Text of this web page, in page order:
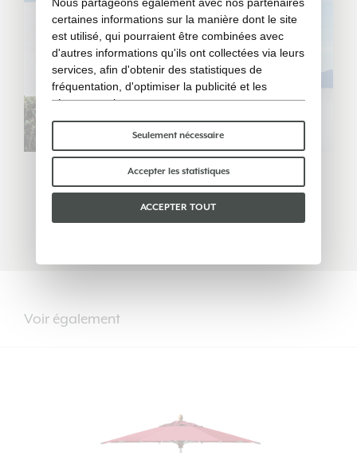
La collection Free
DÉCOUVREZ
Voir également
certaines informations sur la manière dont le site
est utilisé, qui pourraient être combinées avec
d'autres informations qu'ils ont collectées via leurs
services, afin d'obtenir des statistiques de
fréquentation, d'optimiser la publicité et les
réseaux sociaux.
Certains cookies « techniques » sont
indispensables au bon fonctionnement du site et
ne traitent ni ne partagent aucune donnée
personnelle avec des tiers. Pour en savoir plus,
vous pouvez consulter notrepolitique en matière
Veuillez choisir les cookies que vous acceptez :
Seulement nécessaire
Accepter les statistiques
ACCEPTER TOUT